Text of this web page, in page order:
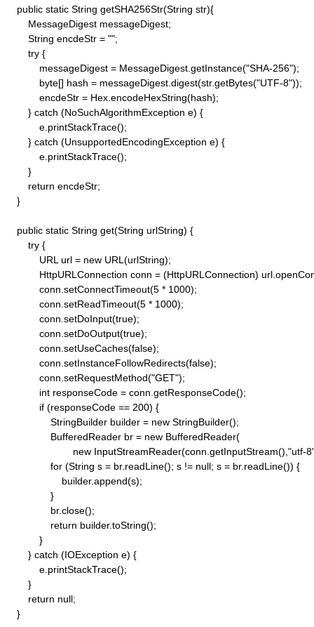
    public static String getSHA256Str(String str){
        MessageDigest messageDigest;
        String encdeStr = "";
        try {
            messageDigest = MessageDigest.getInstance("SHA-256");
            byte[] hash = messageDigest.digest(str.getBytes("UTF-8"));
            encdeStr = Hex.encodeHexString(hash);
        } catch (NoSuchAlgorithmException e) {
            e.printStackTrace();
        } catch (UnsupportedEncodingException e) {
            e.printStackTrace();
        }
        return encdeStr;
    }
    public static String get(String urlString) {
        try {
            URL url = new URL(urlString);
HttpURLConnection conn = (HttpURLConnection)
            conn.setConnectTimeout(5 * 1000);
            conn.setReadTimeout(5 * 1000);
            conn.setDoInput(true);
            conn.setDoOutput(true);
            conn.setUseCaches(false);
            conn.setInstanceFollowRedirects(false);
            conn.setRequestMethod("GET");
            int responseCode = conn.getResponseCode();
            if (responseCode == 200) {
                StringBuilder builder = new StringBuilder();
                BufferedReader br = new BufferedReader(
new InputStreamReader(conn.getInputStream(),"utf-
                for (String s = br.readLine(); s != null; s = br.readLine()) {
                    builder.append(s);
                }
                br.close();
                return builder.toString();
            }
        } catch (IOException e) {
            e.printStackTrace();
        }
        return null;
    }